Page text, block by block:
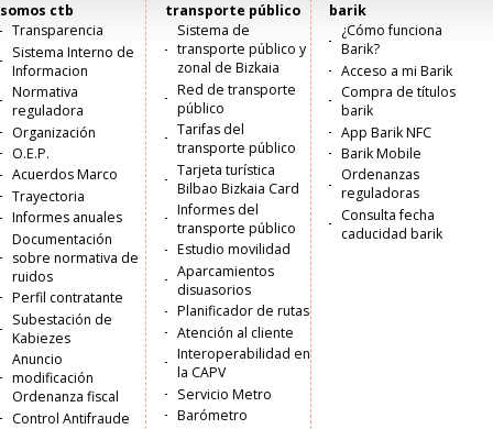
Menú
principal
somos ctb
Transparencia
Sistema Interno de
Informacion
Normativa
reguladora
Organización
O.E.P.
Acuerdos Marco
Trayectoria
Informes anuales
Documentación
sobre normativa de
ruidos
Perfil contratante
Subestación de
Kabiezes
Anuncio
modificación
Ordenanza fiscal
Control Antifraude
transporte público
Sistema de
transporte público y
zonal de Bizkaia
Red de transporte
público
Tarifas del
transporte público
Tarjeta turística
Bilbao Bizkaia Card
Informes del
transporte público
Estudio movilidad
Aparcamientos
disuasorios
Planificador de rutas
Atención al cliente
Interoperabilidad en
la CAPV
Servicio Metro
Barómetro
barik
¿Cómo funciona
Barik?
Acceso a mi Barik
Compra de títulos
barik
App Barik NFC
Barik Mobile
Ordenanzas
reguladoras
Consulta fecha
caducidad barik